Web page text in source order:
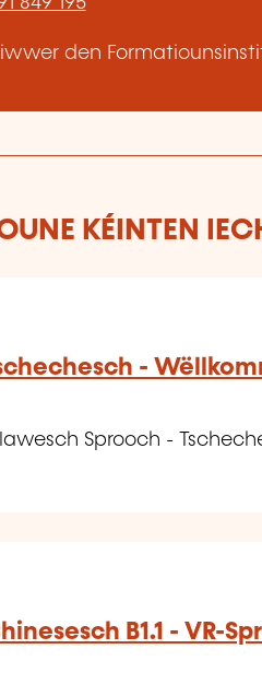
den
KÉINTEN
-
Sprooch -
B1.1 - VR-